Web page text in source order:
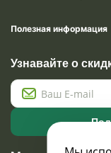
Полезная информация
Узнавайте о